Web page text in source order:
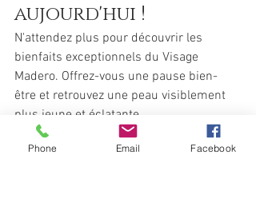
aujourd'hui !
N'attendez plus pour découvrir les
bienfaits exceptionnels du Visage
Madero. Offrez-vous une pause bien-
être et retrouvez une peau visiblement
plus jeune et éclatante.
Réservez votre séance de 30 minutes
Phone Email Facebook